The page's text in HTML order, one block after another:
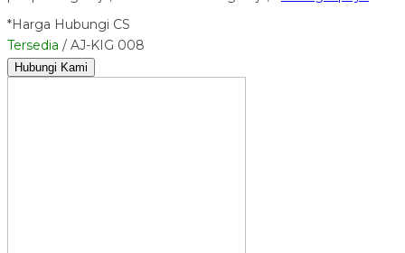
*Harga Hubungi CS
Tersedia / AJ-KIG 008
Hubungi Kami